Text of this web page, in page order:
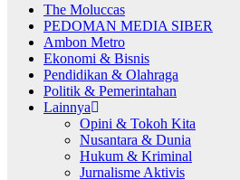
The Moluccas
PEDOMAN MEDIA SIBER
Ambon Metro
Ekonomi & Bisnis
Pendidikan & Olahraga
Politik & Pemerintahan
Lainnya
Opini & Tokoh Kita
Nusantara & Dunia
Hukum & Kriminal
Jurnalisme Aktivis